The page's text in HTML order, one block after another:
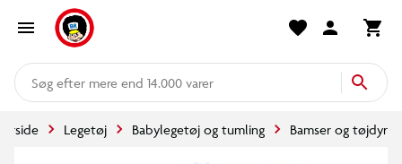
mere end 14.000 varer
Legetøj Babylegetøj og tumling Bamser og tøjdyr